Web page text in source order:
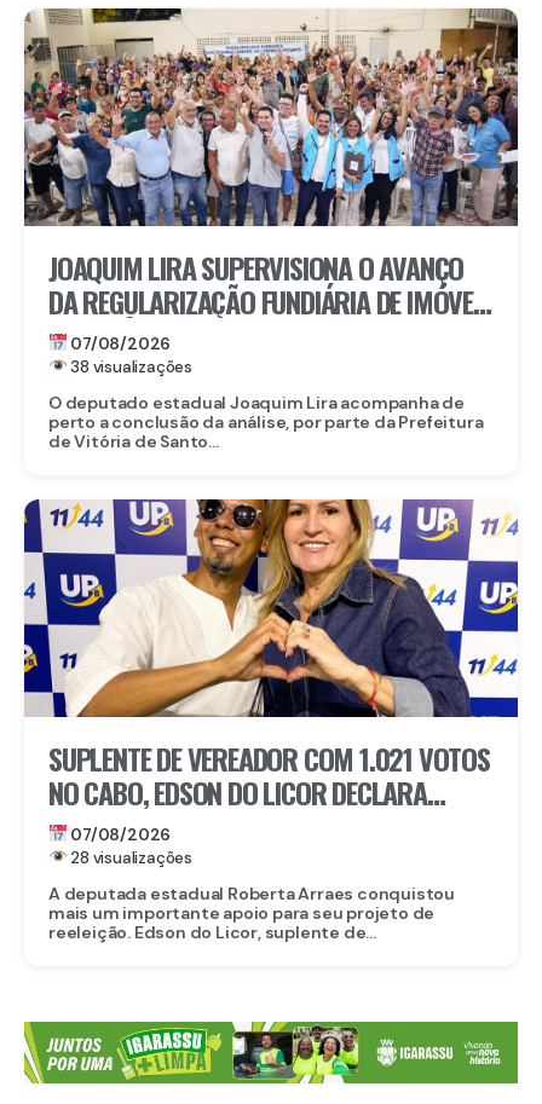
JOAQUIM LIRA SUPERVISIONA O AVANÇO
DA REGULARIZAÇÃO FUNDIÁRIA DE IMÓVEIS
EM VITÓRIA DE SANTO ANTÃO
07/08/2026
38 visualizações
O deputado estadual Joaquim Lira acompanha de
perto a conclusão da análise, por parte da Prefeitura
de Vitória de Santo...
SUPLENTE DE VEREADOR COM 1.021 VOTOS
NO CABO, EDSON DO LICOR DECLARA
APOIO A ROBERTA ARRAES
07/08/2026
28 visualizações
A deputada estadual Roberta Arraes conquistou
mais um importante apoio para seu projeto de
reeleição. Edson do Licor, suplente de...